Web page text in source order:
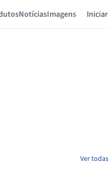
NotíciasImagens
Ver